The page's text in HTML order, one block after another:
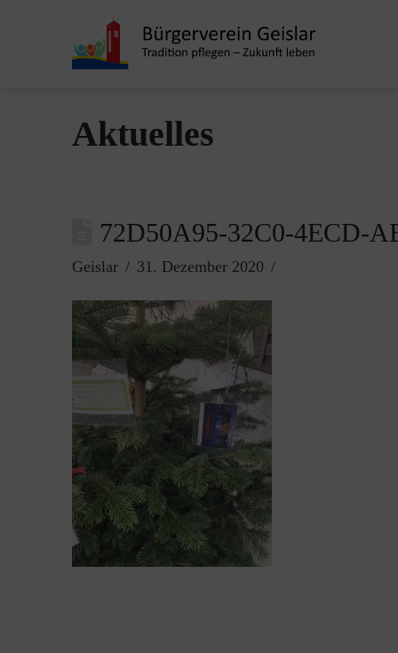
Aktuelles
72D50A95-32C0-4ECD-
Geislar 31. Dezember 2020